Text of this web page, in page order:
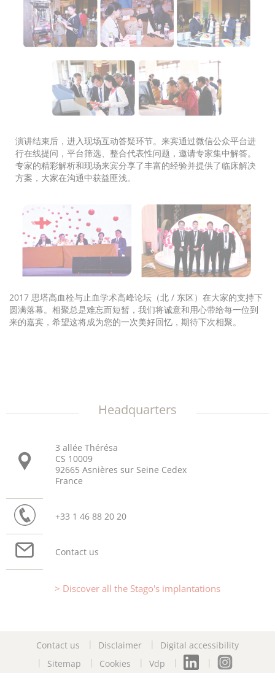
演讲结束后，进入现场互动答疑环节。来宾通过微信公众平台进
行在线提问，平台筛选、整合代表性问题，邀请专家集中解答。
专家的精彩解析和现场来宾分享了丰富的经验并提供了临床解决
方案，大家在沟通中获益匪浅。
2017 思塔高血栓与止血学术高峰论坛（北 / 东区）在大家的支持下
圆满落幕。相聚总是难忘而短暂，我们将诚意和用心带给每一位到
来的嘉宾，希望这将成为您的一次美好回忆，期待下次相聚。
Headquarters
3 allée Thérésa
CS 10009
92665 Asnières sur Seine Cedex
France
+33 1 46 88 20 20
Contact us
Discover all the Stago's implantations
Contact us Disclaimer
Digital accessibility
Sitemap
Cookies Vdp